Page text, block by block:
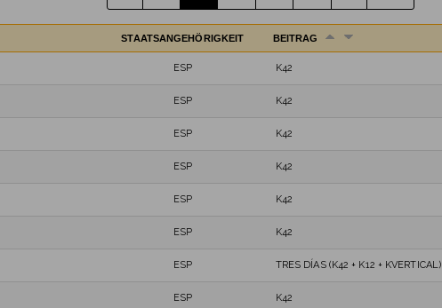
STAATSANGEHÖRIGKEIT BEITRAG
ESP K42
ESP K42
ESP K42
ESP K42
ESP K42
ESP K42
ESP TRES DÍAS (K42 + K12 + KVERTICAL)
ESP K42